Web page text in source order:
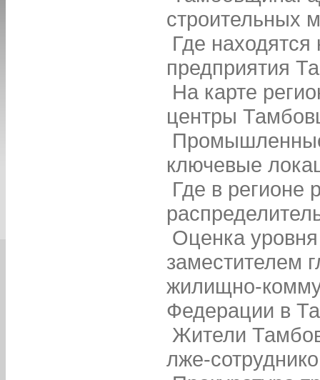
строительных
Где
предприятия
На карте
центры
ключевые
Где в регионе
Оценка
заместителем
жилищно-
Федерации в
Жители
лже-